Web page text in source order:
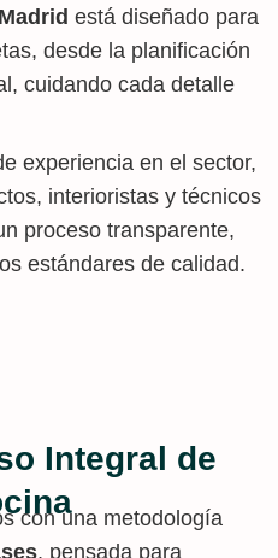
está diseñado para
desde la planificación
cuidando cada detalle
experiencia en el sector,
interioristas y técnicos
proceso transparente,
estándares de calidad.
Integral de
con una metodología
, pensada para